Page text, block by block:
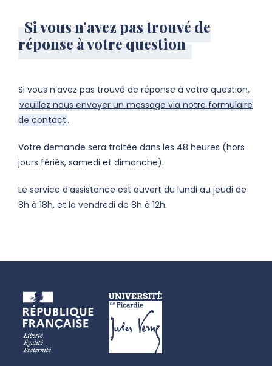
Si vous n’avez pas trouvé de
réponse à votre question
Si vous n’avez pas trouvé de réponse à votre question,
veuillez nous envoyer un message via notre formulaire
de contact.
Votre demande sera traitée dans les 48 heures (hors
jours fériés, samedi et dimanche).
Le service d’assistance est ouvert du lundi au jeudi de
8h à 18h, et le vendredi de 8h à 12h.